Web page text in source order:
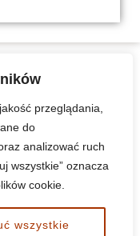
przeglądania,
do
analizować ruch
wszystkie” oznacza
cookie.
wszystkie